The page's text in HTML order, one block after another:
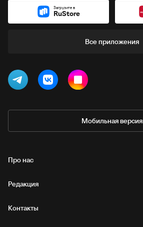
Загрузите в
RuStore
Все приложения
Мобильная версия
Про нас
Редакция
Контакты